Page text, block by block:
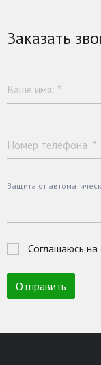
Заказать
Ваше имя: *
Номер телефона: *
Защита от
Соглашаюсь